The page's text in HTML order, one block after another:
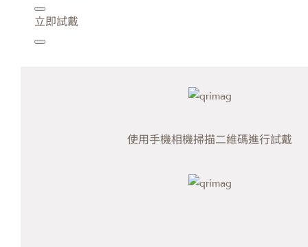
立即試戴
使用手機相機掃描二維碼進行試戴